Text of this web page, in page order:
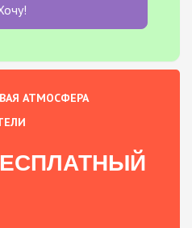
АТМОСФЕРА